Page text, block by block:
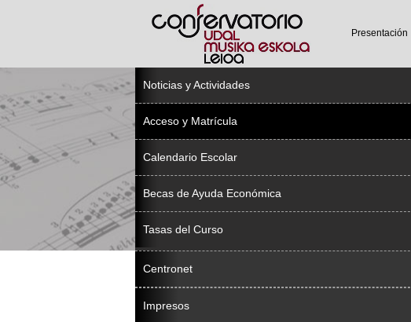
Presentación
Noticias y Actividades
Acceso y Matrícula
Calendario Escolar
Becas de Ayuda Económica
Tasas del Curso
Centronet
Impresos